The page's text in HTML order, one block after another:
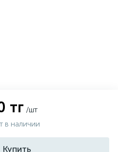
тг /шт
в наличии
Купить